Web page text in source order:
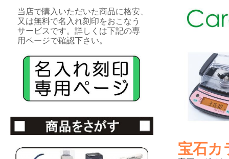
宝石カ
当店で購入いただいた商品に格安、
又は無料で名入れ刻印をおこなう
サービスです。詳しくは下記の専
用ページで確認下さい。